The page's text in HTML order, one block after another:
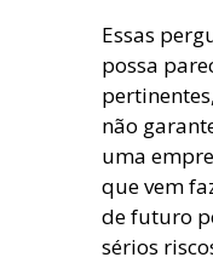
Essas
possa
não
uma
que vem
de futuro
sérios